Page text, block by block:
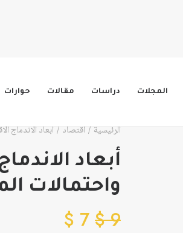
المجلات دراسات مقالات حوارات
الرئيسية اقتصاد أبعاد الاندماج
أبعاد
واحتمالات
9
$
7
$